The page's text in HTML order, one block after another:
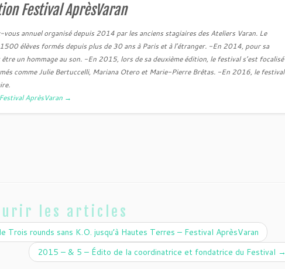
Festival AprèsVaran
annuel organisé depuis 2014 par les anciens stagiaires des Ateliers Varan. Le
élèves formés depuis plus de 30 ans à Paris et à l’étranger. -En 2014, pour sa
un hommage au son. -En 2015, lors de sa deuxième édition, le festival s’est focalisé
comme Julie Bertuccelli, Mariana Otero et Marie-Pierre Brêtas. -En 2016, le festival
AprèsVaran →
les articles
rounds sans K.O. jusqu’à Hautes Terres – Festival AprèsVaran
2015 – & 5 – Édito de la coordinatrice et fondatrice du Festival →